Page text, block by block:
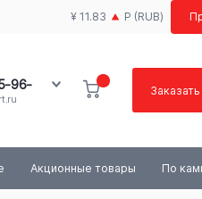
¥ 11.83 Р (RUB)
96-
Акционные товары По